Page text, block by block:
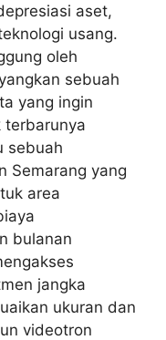
aset,
usang.
oleh
sebuah
yang ingin
terbarunya
sebuah
Semarang yang
area
bulanan
jangka
ukuran dan
videotron